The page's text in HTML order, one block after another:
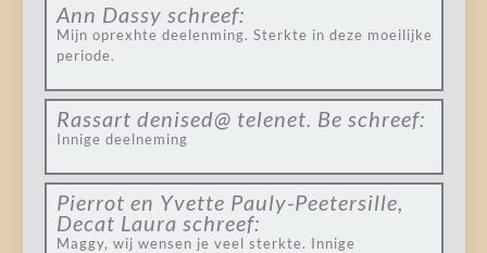
Ann Dassy schreef:
Mijn oprexhte deelenming. Sterkte in deze moeilijke
periode.
Rassart denised@ telenet. Be schreef:
Innige deelneming
Pierrot en Yvette Pauly-Peetersille,
Decat Laura schreef:
Maggy, wij wensen je veel sterkte. Innige